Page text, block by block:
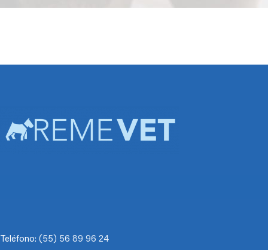
Teléfono: (55) 56 89 96 24